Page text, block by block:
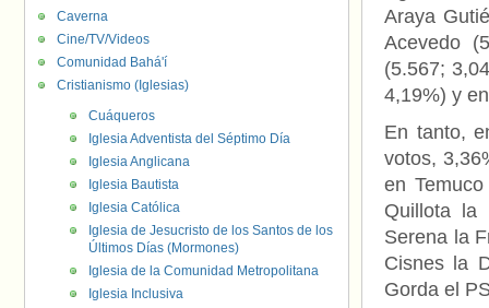
Araya
Acevedo
(5.567;
4,19%) y
En tanto,
votos,
en
Quillota la
Serena la
Cisnes la
Gorda el
Caverna
Cine/TV/Videos
Comunidad Bahá'í
Cristianismo (Iglesias)
Cuáqueros
Iglesia Adventista del Séptimo Día
Iglesia Anglicana
Iglesia Bautista
Iglesia Católica
Iglesia de Jesucristo de los Santos de los
Últimos Días (Mormones)
Iglesia de la Comunidad Metropolitana
Iglesia Inclusiva